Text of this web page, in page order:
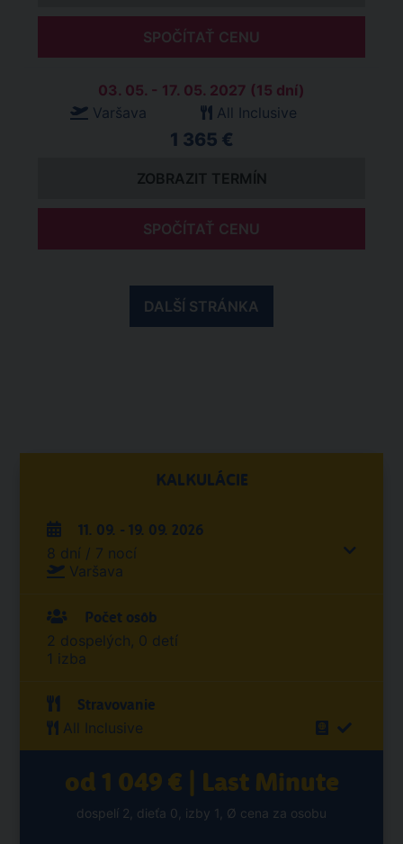
SPOČÍTAŤ CENU
03. 05. - 17. 05. 2027 (15 dní)
Varšava
All Inclusive
1 365 €
ZOBRAZIT TERMÍN
SPOČÍTAŤ CENU
DALŠÍ STRÁNKA
KALKULÁCIE
11. 09. - 19. 09. 2026
8 dní / 7 nocí
Varšava
Počet osôb
2 dospelých, 0 detí
1 izba
Stravovanie
All Inclusive
od 1 049 € | Last Minute
dospelí 2, dieťa 0, izby 1, Ø cena za osobu